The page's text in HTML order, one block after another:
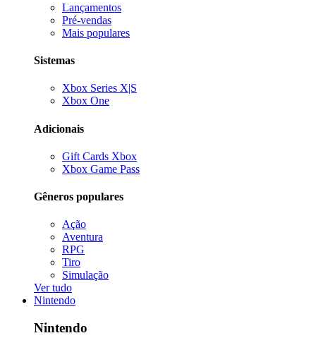
Lançamentos
Pré-vendas
Mais populares
Sistemas
Xbox Series X|S
Xbox One
Adicionais
Gift Cards Xbox
Xbox Game Pass
Gêneros populares
Ação
Aventura
RPG
Tiro
Simulação
Ver tudo
Nintendo
Nintendo